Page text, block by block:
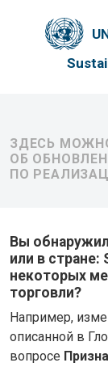
ЗДЕСЬ
ОБ
ПО
Вы
или в стране:
некоторых
торговли?
Например,
описанной в
вопросе